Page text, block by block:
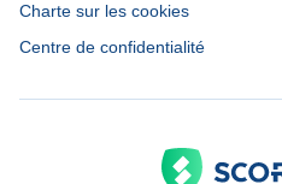
Charte sur les cookies
Centre de confidentialité